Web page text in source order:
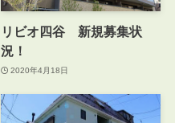
リビオ四谷 新規募集状
況！
2020年4月18日